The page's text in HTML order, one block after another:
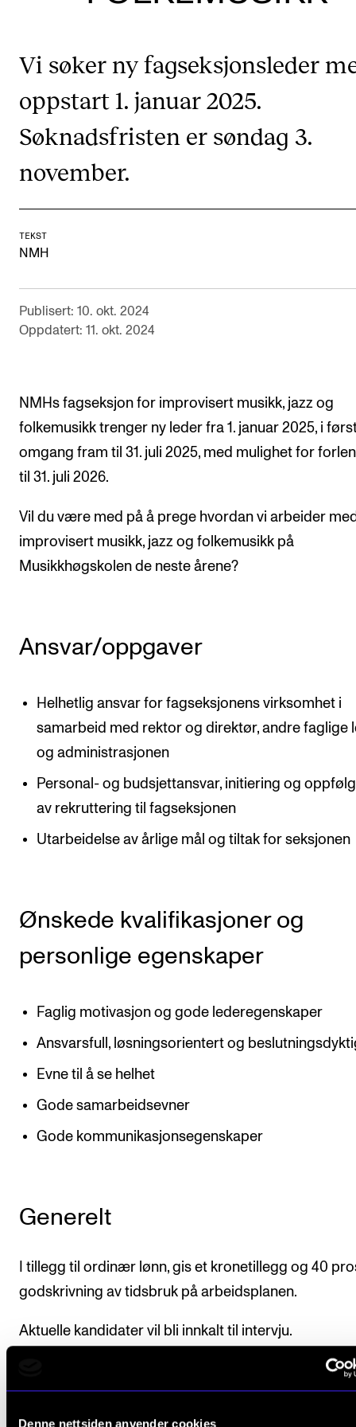
Denne nettsiden anvender cookies
IT og digitale tjenester
Kommunikasjon
Rom og bygg
UNDERVISNING OG STUDENTSTØTTE
Eksamen og vitnemål
Timeplaner og undervisning
Studentenes psykososiale læringsmiljø
Søknad og opptak
Om FoU på NMH
Livet rundt FoU
For ph.d.-programmet i kunstnerisk utviklingsarbeid
Arrangementer for ansatte
Gjennomføre konserter og arrangementer
Markedsføring, program og plakat
Låne utstyr – lyd, lys og video
Konsertopptak
Aktuelle saker
Organisering av NMH
Utvalg og komitéer
Vi søker ny fagseksjonsleder
oppstart 1. januar 2025.
Søknadsfristen er søndag 3.
november.
TEKST
NMH
Publisert: 10. okt. 2024
Oppdatert: 11. okt. 2024
NMHs fagseksjon for improvisert musikk, jazz og
folkemusikk trenger ny leder fra 1. januar 2025, i
omgang fram til 31. juli 2025, med mulighet for
til 31. juli 2026.
Vil du være med på å prege hvordan vi arbeider
improvisert musikk, jazz og folkemusikk på
Musikkhøgskolen de neste årene?
Ansvar/oppgaver
Helhetlig ansvar for fagseksjonens virksomhet i
samarbeid med rektor og direktør, andre faglige
og administrasjonen
Personal- og budsjettansvar, initiering og
av rekruttering til fagseksjonen
Utarbeidelse av årlige mål og tiltak for seksjonen
Ønskede kvalifikasjoner og
personlige egenskaper
Faglig motivasjon og gode lederegenskaper
Ansvarsfull, løsningsorientert og
Evne til å se helhet
Gode samarbeidsevner
Gode kommunikasjonsegenskaper
Generelt
I tillegg til ordinær lønn, gis et kronetillegg og 40
godskrivning av tidsbruk på arbeidsplanen.
Aktuelle kandidater vil bli innkalt til intervju.
Søk